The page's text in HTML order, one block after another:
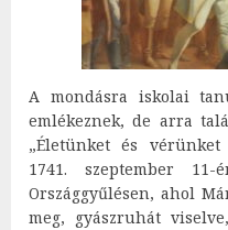
A mondásra iskolai
emlékeznek, de arra
„Életünket és
1741. szeptember
Országgyűlésen, ahol
meg, gyászruhát